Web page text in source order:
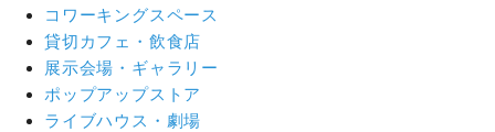
コワーキングスペース
貸切カフェ・飲食店
展示会場・ギャラリー
ポップアップストア
ライブハウス・劇場